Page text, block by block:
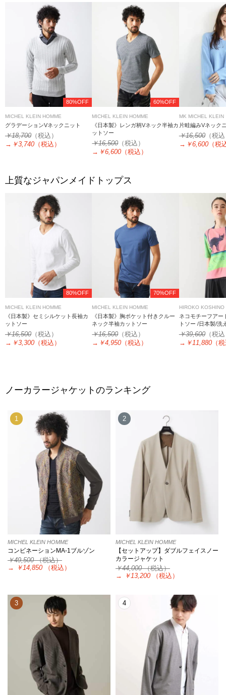
80%OFF
MICHEL KLEIN HOMME
グラデーションVネックニット
￥18,700 （税込）
→ ￥3,740 （税込）
60%OFF
MICHEL KLEIN HOMME
《日本製》レンガ柄Vネック半袖カ
ットソー
￥16,500（税込）
→ ￥6,600 （税込）
MK MICHEL KLEIN
片畦編みVネック
￥16,500（税
→ ￥6,600（税
上質なジャパンメイドトップス
80%OFF
MICHEL KLEIN HOMME
《日本製》セミシルケット長袖カ
ットソー
￥16,500 （税込）
→ ￥3,300 （税込）
70%OFF
MICHEL KLEIN HOMME
《日本製》胸ポケット付きクルー
ネック半袖カットソー
￥16,500（税込）
→ ￥4,950 （税込）
HIROKO KOSHINO
ネコモチーフアー
トソー /日本製/洗
￥39,600（税
→ ￥11,880（
ノーカラージャケットのランキング
1
MICHEL KLEIN HOMME
コンビネーションMA-1ブルゾン
￥49,500（税込）
→
￥14,850 （税込）
2
MICHEL KLEIN HOMME
【セットアップ】ダブルフェイスノー
カラージャケット
￥44,000（税込）
→
￥13,200 （税込）
3 4